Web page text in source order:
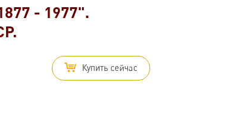
- 1977".
Купить сейчас